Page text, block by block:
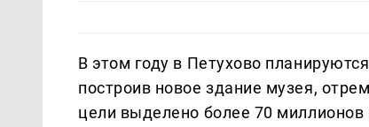
В этом году в Петухово
построив новое здание музея,
цели выделено более 70 миллионов